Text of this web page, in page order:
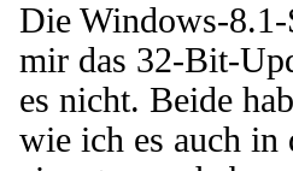
Die Windows-
mir das 32-Bit-
es nicht. Beide
wie ich es auch